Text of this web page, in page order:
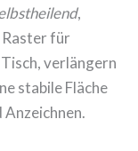
,
für
verlängern
stabile Fläche
Anzeichnen.